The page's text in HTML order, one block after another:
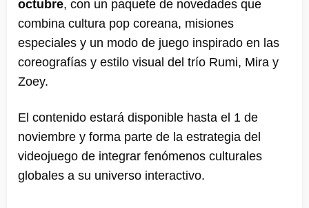
octubre, con un paquete de novedades que
combina cultura pop coreana, misiones
especiales y un modo de juego inspirado en las
coreografías y estilo visual del trío Rumi, Mira y
Zoey.
El contenido estará disponible hasta el 1 de
noviembre y forma parte de la estrategia del
videojuego de integrar fenómenos culturales
globales a su universo interactivo.